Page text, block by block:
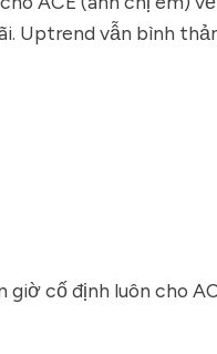
Uptrend vẫn bình
cố định luôn cho